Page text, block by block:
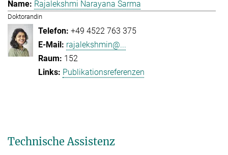
Rajalekshmi Narayana Sarma
Doktorandin
+49 4522 763 375
rajalekshmin@...
152
Publikationsreferenzen
Technische Assistenz